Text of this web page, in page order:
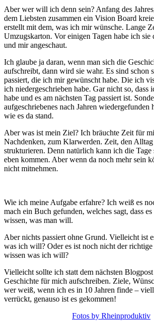
Aber wer will ich denn sein? Anfang des
dem Liebsten zusammen ein Vision Board
erstellt mit dem, was ich mir wünsche. Lange
Umzugskarton. Vor einigen Tagen habe ich sie
und mir angeschaut.
Ich glaube ja daran, wenn man sich die
aufschreibt, dann wird sie wahr. Es sind schon
passiert, die ich mir gewünscht habe. Die ich
ich niedergeschrieben habe. Gar nicht so, dass
habe und es am nächsten Tag passiert ist.
aufgeschriebenes nach Jahren wiedergefunden
wie es da stand.
Aber was ist mein Ziel? Ich bräuchte Zeit für
Nachdenken, zum Klarwerden. Zeit, den
strukturieren. Denn natürlich kann ich die Tage
eben kommen. Aber wenn da noch mehr sein
nicht mitnehmen.
Wie ich meine Aufgabe erfahre? Ich weiß es
mach ein Buch gefunden, welches sagt, dass
wissen, was man will.
Aber nichts passiert ohne Grund. Vielleicht ist
was ich will? Oder es ist noch nicht der
wissen was ich will?
Vielleicht sollte ich statt dem nächsten
Geschichte für mich aufschreiben. Ziele,
wer weiß, wenn ich es in 10 Jahren finde –
verrückt, genauso ist es gekommen!
Fotos by Rheinproduktiv